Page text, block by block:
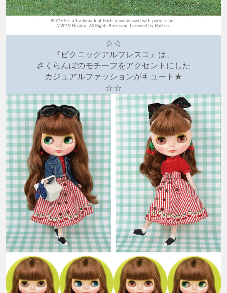
☆☆
『ピクニックアルフレスコ』は、
さくらんぼのモチーフをアクセントにした
カジュアルファッションがキュート★
☆☆